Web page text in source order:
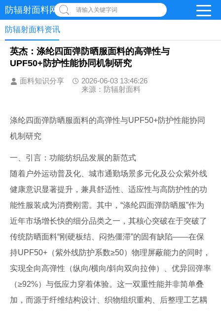
防辐射面料网 请输入关键字词
防辐射面料资讯
英杰：涤纶四面弹防晒服面料的高弹性与
UPF50+防护性能协同机制研究
面料知识分享
2026-06-03 13:46:26
来源：防辐射面料
涤纶四面弹防晒服面料的高弹性与UPF50+防护性能协同
机制研究
一、引言：功能纺织品发展的新范式
随着户外运动普及化、城市通勤场景多元化及公众紫外线
健康意识显著提升，兼具舒适性、适应性与高防护性的功
能性服装成为消费刚需。其中，“涤纶四面弹防晒服”作为
近年市场增长快的细分品类之一，其核心突破在于突破了
传统防晒面料“刚硬板结、闷热僵滞”的固有缺陷——在保
持UPF50+（紫外线防护系数≥50）物理屏蔽能力的同时，
实现全向高弹性（纵向/横向/斜向双向拉伸）、优异回弹率
（≥92%）与低应力穿着体验。这一双重性能并非简单叠
加，而源于纤维结构设计、织物组织重构、后整理工艺耦